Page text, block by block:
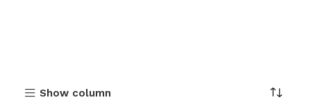
Show column